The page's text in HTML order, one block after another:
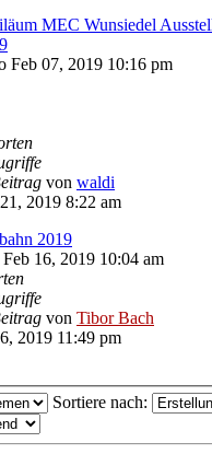
MEC Wunsiedel
Feb 07, 2019 10:16 pm
von waldi
2019 8:22 am
2019
Feb 16, 2019 10:04 am
von Tibor Bach
2019 11:49 pm
Sortiere nach: